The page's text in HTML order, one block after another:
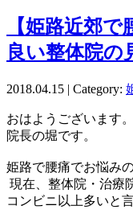
【姫路近郊で
良い整体院の
2018.04.15 | Category:
おはようございます。
院長の堀です。
姫路で腰痛でお悩み
現在、整体院・治療
コンビニ以上多いと